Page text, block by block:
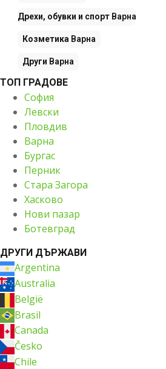
Дрехи, обувки и спортВарна
Козметика Варна
Други Варна
ТОП ГРАДОВЕ
София
Левски
Пловдив
Варна
Бургас
Перник
Стара Загора
Хасково
Нови пазар
Ботевград
ДРУГИ ДЪРЖАВИ
Argentina
Australia
België
Brasil
Canada
Česko
Chile